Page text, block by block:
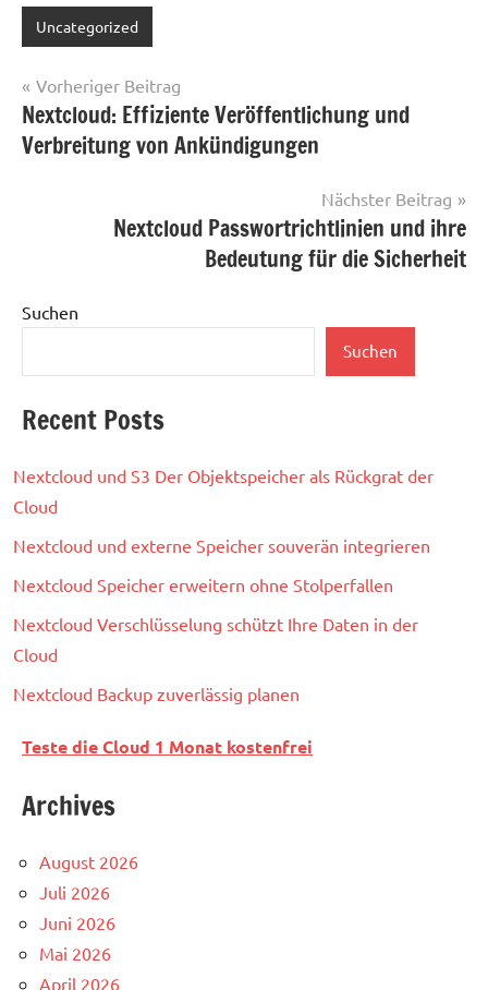
Uncategorized
Beitragsnavigation
Vorheriger Beitrag
Nextcloud: Effiziente Veröffentlichung und
Verbreitung von Ankündigungen
Nächster Beitrag
Nextcloud Passwortrichtlinien und ihre
Bedeutung für die Sicherheit
Suchen
Suchen
Recent Posts
Nextcloud und S3 Der Objektspeicher als Rückgrat der
Cloud
Nextcloud und externe Speicher souverän integrieren
Nextcloud Speicher erweitern ohne Stolperfallen
Nextcloud Verschlüsselung schützt Ihre Daten in der
Cloud
Nextcloud Backup zuverlässig planen
Teste die Cloud 1 Monat kostenfrei
Archives
August 2026
Juli 2026
Juni 2026
Mai 2026
April 2026